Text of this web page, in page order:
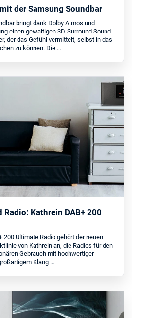
der Samsung Soundbar
bringt dank Dolby Atmos und
einen gewaltigen 3D-Surround Sound
der das Gefühl vermittelt, selbst in das
zu können. Die …
Kathrein DAB+ 200
200 Ultimate Radio gehört der neuen
von Kathrein an, die Radios für den
Gebrauch mit hochwertiger
Klang …